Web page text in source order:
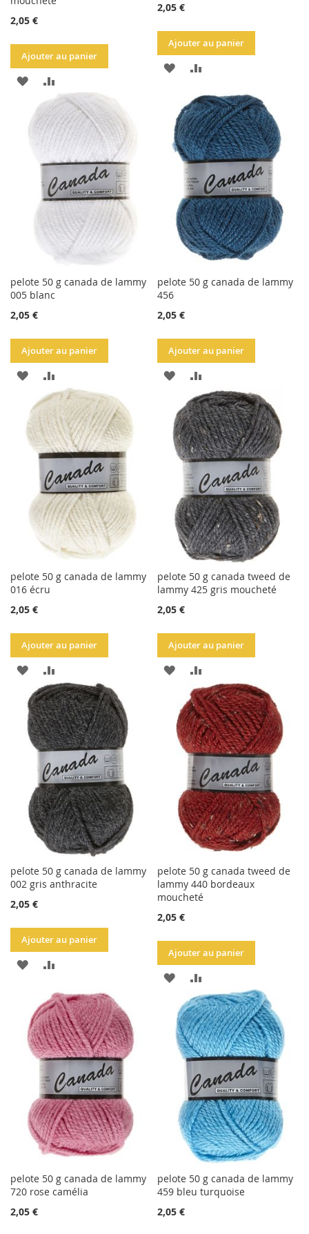
2,05 €
Ajouter au panier
AJOUTER
LA
D'ACHATS
AU
COMPARATEUR
2,05 €
Ajouter au panier
AJOUTER
LA
LISTE
D'ACHATS
COMPARATEUR
pelote 50 g canada de lammy
005 blanc
2,05 €
Ajouter au panier
AJOUTER
LA
LISTE
D'ACHATS
AU
COMPARATEUR
pelote 50 g canada de lammy
456
2,05 €
Ajouter au panier
AJOUTER
LA
LISTE
D'ACHATS
AU
COMPARATEUR
pelote 50 g canada de lammy
016 écru
2,05 €
Ajouter au panier
AJOUTER
À
LA
LISTE
D'ACHATS
AU
COMPARATEUR
pelote 50 g canada tweed de
lammy 425 gris moucheté
2,05 €
Ajouter au panier
AJOUTER
LA
LISTE
D'ACHATS
AU
COMPARATEUR
pelote 50 g canada de lammy
002 gris anthracite
2,05 €
Ajouter au panier
AJOUTER
LA
LISTE
D'ACHATS
COMPARATEUR
pelote 50 g canada tweed de
lammy 440 bordeaux
moucheté
2,05 €
Ajouter au panier
AJOUTER
LA
LISTE
D'ACHATS
AU
COMPARATEUR
pelote 50 g canada de lammy
720 rose camélia
2,05 €
pelote 50 g canada de lammy
459 bleu turquoise
2,05 €